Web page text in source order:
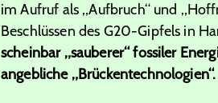
im Aufruf als „Aufbruch“ und
Beschlüssen des G20-Gipfels in
scheinbar „sauberer“ fossiler
angebliche „Brückentechnologien“.